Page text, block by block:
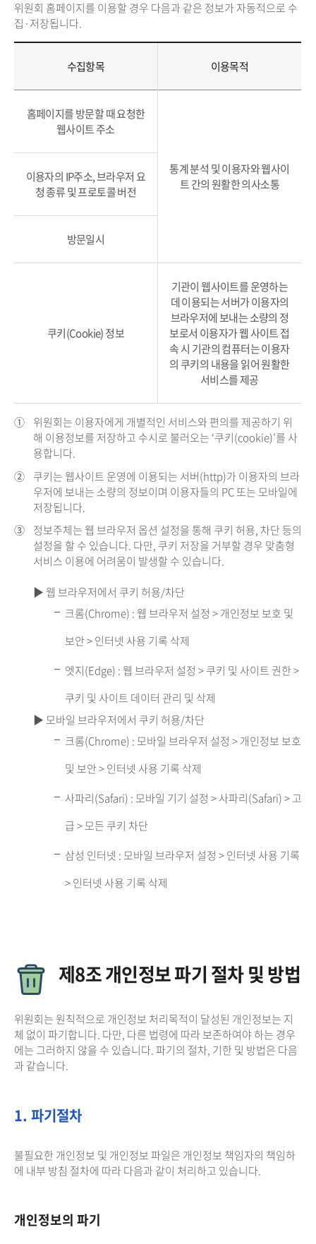
위원회 홈페이지를 이용할 경우 다음과 같은 정보가 자동적으로 수
집·저장됩니다.
수집항목 이용목적
홈페이지를 방문할 때 요청한
웹사이트 주소
통계 분석 및 이용자와 웹사이
트 간의 원활한 의사소통
이용자의 IP주소, 브라우저 요
청 종류 및 프로토콜 버전
방문일시
쿠키(Cookie) 정보
기관이 웹사이트를 운영하는
데 이용되는 서버가 이용자의
브라우저에 보내는 소량의 정
보로서 이용자가 웹 사이트 접
속 시 기관의 컴퓨터는 이용자
의 쿠키의 내용을 읽어 원활한
서비스를 제공
① 위원회는 이용자에게 개별적인 서비스와 편의를 제공하기 위
해 이용정보를 저장하고 수시로 불러오는 ‘쿠키(cookie)’를 사
용합니다.
② 쿠키는 웹사이트 운영에 이용되는 서버(http)가 이용자의 브라
우저에 보내는 소량의 정보이며 이용자들의 PC 또는 모바일에
저장됩니다.
③ 정보주체는 웹 브라우저 옵션 설정을 통해 쿠키 허용, 차단 등의
설정을 할 수 있습니다. 다만, 쿠키 저장을 거부할 경우 맞춤형
서비스 이용에 어려움이 발생할 수 있습니다.
▶ 웹 브라우저에서 쿠키 허용/차단
크롬(Chrome) : 웹 브라우저 설정 > 개인정보 보호 및
보안 > 인터넷 사용 기록 삭제
엣지(Edge) : 웹 브라우저 설정 > 쿠키 및 사이트 권한 >
쿠키 및 사이트 데이터 관리 및 삭제
▶ 모바일 브라우저에서 쿠키 허용/차단
크롬(Chrome) : 모바일 브라우저 설정 > 개인정보 보호
및 보안 > 인터넷 사용 기록 삭제
사파리(Safari) : 모바일 기기 설정 > 사파리(Safari) > 고
급 > 모든 쿠키 차단
삼성 인터넷 : 모바일 브라우저 설정 > 인터넷 사용 기록
> 인터넷 사용 기록 삭제
제8조 개인정보 파기 절차 및 방법
위원회는 원칙적으로 개인정보 처리목적이 달성된 개인정보는 지
체 없이 파기합니다. 다만, 다른 법령에 따라 보존하여야 하는 경우
에는 그러하지 않을 수 있습니다. 파기의 절차, 기한 및 방법은 다음
과 같습니다.
1. 파기절차
불필요한 개인정보 및 개인정보 파일은 개인정보 책임자의 책임하
에 내부 방침 절차에 따라 다음과 같이 처리하고 있습니다.
개인정보의 파기